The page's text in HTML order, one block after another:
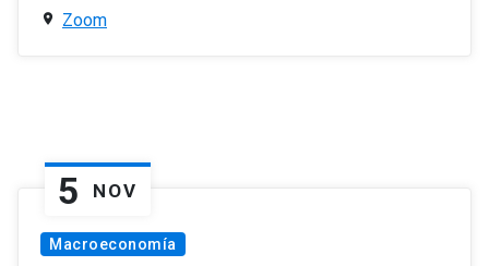
Zoom
5 NOV
Macroeconomía